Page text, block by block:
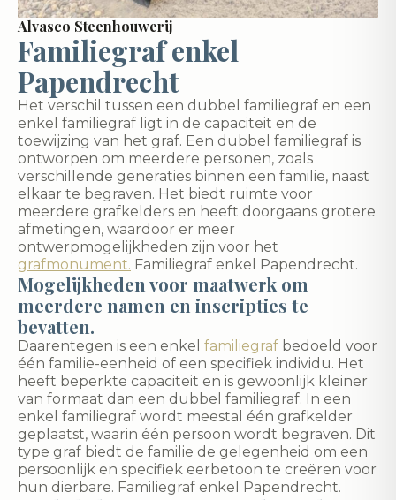
Alvasco Steenhouwerij
Familiegraf enkel
Papendrecht
Het verschil tussen een dubbel familiegraf en een
enkel familiegraf ligt in de capaciteit en de
toewijzing van het graf. Een dubbel familiegraf is
ontworpen om meerdere personen, zoals
verschillende generaties binnen een familie, naast
elkaar te begraven. Het biedt ruimte voor
meerdere grafkelders en heeft doorgaans grotere
afmetingen, waardoor er meer
ontwerpmogelijkheden zijn voor het
grafmonument. Familiegraf enkel Papendrecht.
Mogelijkheden voor maatwerk om
meerdere namen en inscripties te
bevatten.
Daarentegen is een enkel familiegraf bedoeld voor
één familie-eenheid of een specifiek individu. Het
heeft beperkte capaciteit en is gewoonlijk kleiner
van formaat dan een dubbel familiegraf. In een
enkel familiegraf wordt meestal één grafkelder
geplaatst, waarin één persoon wordt begraven. Dit
type graf biedt de familie de gelegenheid om een
persoonlijk en specifiek eerbetoon te creëren voor
hun dierbare. Familiegraf enkel Papendrecht.